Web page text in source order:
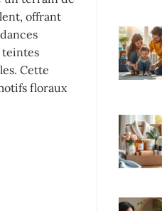
offrant
teintes
Cette
floraux